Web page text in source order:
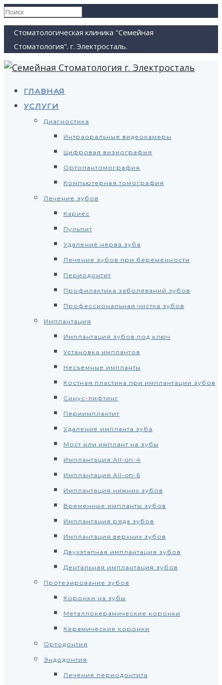
Стоматологическая клиника "Семейная
Стоматология". г. Электросталь.
ГЛАВНАЯ
УСЛУГИ
Диагностика
Интраоральные видеокамеры
Цифровая визиография
Ортопантомография
Компьютерная томография
Лечение зубов
Кариес
Пульпит
Удаление нерва зуба
Лечение зубов при беременности
Периодонтит
Профилактика заболеваний зубов
Профессиональная чистка зубов
Имплантация
Имплантация зубов под ключ
Установка имплантов
Несъемные импланты
Костная пластика при имплантации зубов
Синус-лифтинг
Периимплантит
Удаление импланта зуба
Мост или имплант на зубы
Имплантация All-on-4
Имплантация All-on-6
Имплантация нижних зубов
Временные импланты зубов
Имплантация ряда зубов
Имплантация верхних зубов
Двухэтапная имплантация зубов
Дентальная имплантация зубов
Протезирование зубов
Коронки на зубы
Металлокерамические коронки
Керамические коронки
Ортодонтия
Эндодонтия
Лечение периодонтита